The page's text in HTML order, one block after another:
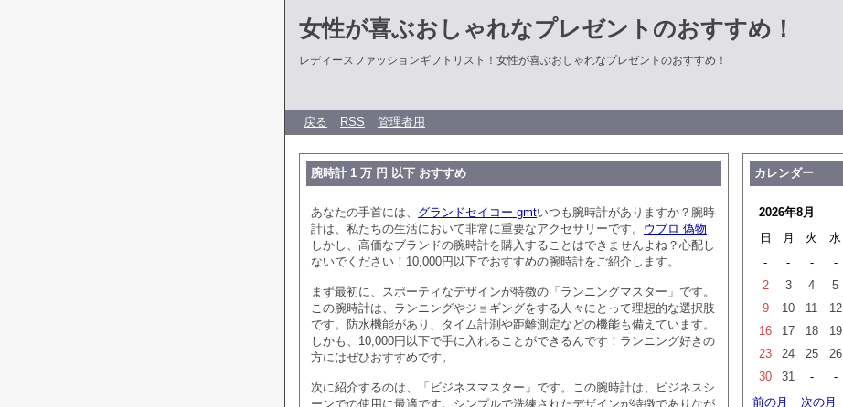
女性が喜ぶおしゃれなプレゼントのおすすめ！
レディースファッションギフトリスト！女性が喜ぶおしゃれなプレゼントのおすすめ！
戻る RSS 管理者用
腕時計 1 万 円 以下 おすすめ
あなたの手首には、 グランドセイコー gmtいつも腕時計がありますか？腕時
計は、私たちの生活において非常に重要なアクセサリーです。 ウブロ 偽物
しかし、高価なブランドの腕時計を購入することはできませんよね？心配し
ないでください！10,000円以下でおすすめの腕時計をご紹介します。
まず最初に、スポーティなデザインが特徴の「ランニングマスター」です。
この腕時計は、ランニングやジョギングをする人々にとって理想的な選択肢
です。防水機能があり、タイム計測や距離測定などの機能も備えています。
しかも、10,000円以下で手に入れることができるんです！ランニング好きの
方にはぜひおすすめです。
次に紹介するのは、「ビジネスマスター」です。この腕時計は、ビジネスシ
ーンでの使用に最適です。シンプルで洗練されたデザインが特徴でありなが
カレンダー
2026年8月
日
月 火 水
-
- - -
2
3 4 5
9
10 11 12
16
17 18 19
23
24 25 26
30
31 - -
前の月
次の月